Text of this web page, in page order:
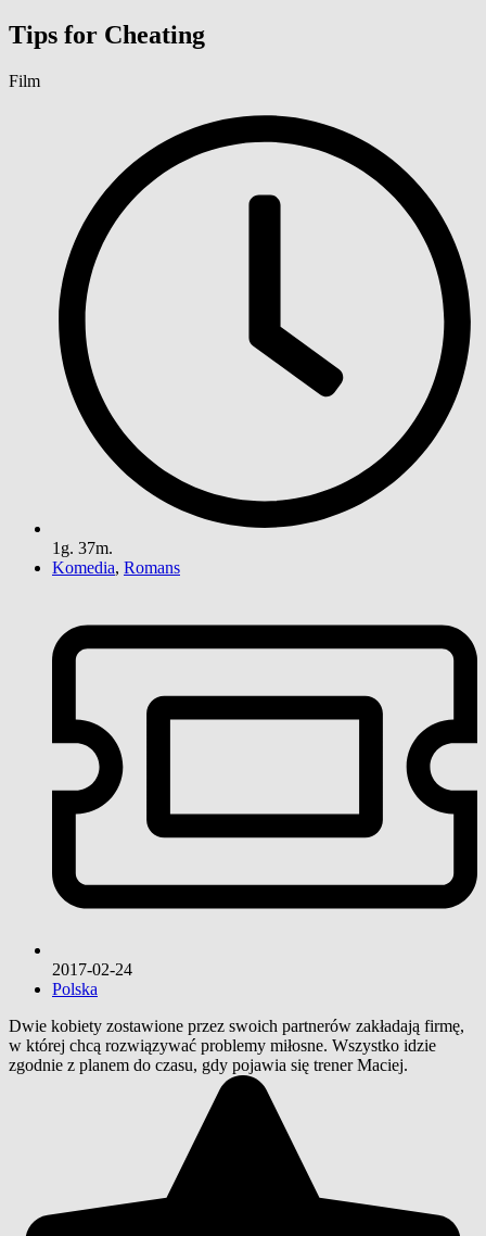
Tips for Cheating
Film
1g. 37m.
Komedia, Romans
2017-02-24
Polska
Dwie kobiety zostawione przez swoich partnerów zakładają firmę,
w której chcą rozwiązywać problemy miłosne. Wszystko idzie
zgodnie z planem do czasu, gdy pojawia się trener Maciej.